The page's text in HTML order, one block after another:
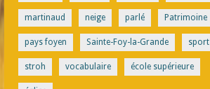
martinaud neige parlé Patrimoine
pays foyen Sainte-Foy-la-Grande sport
stroh vocabulaire école supérieure